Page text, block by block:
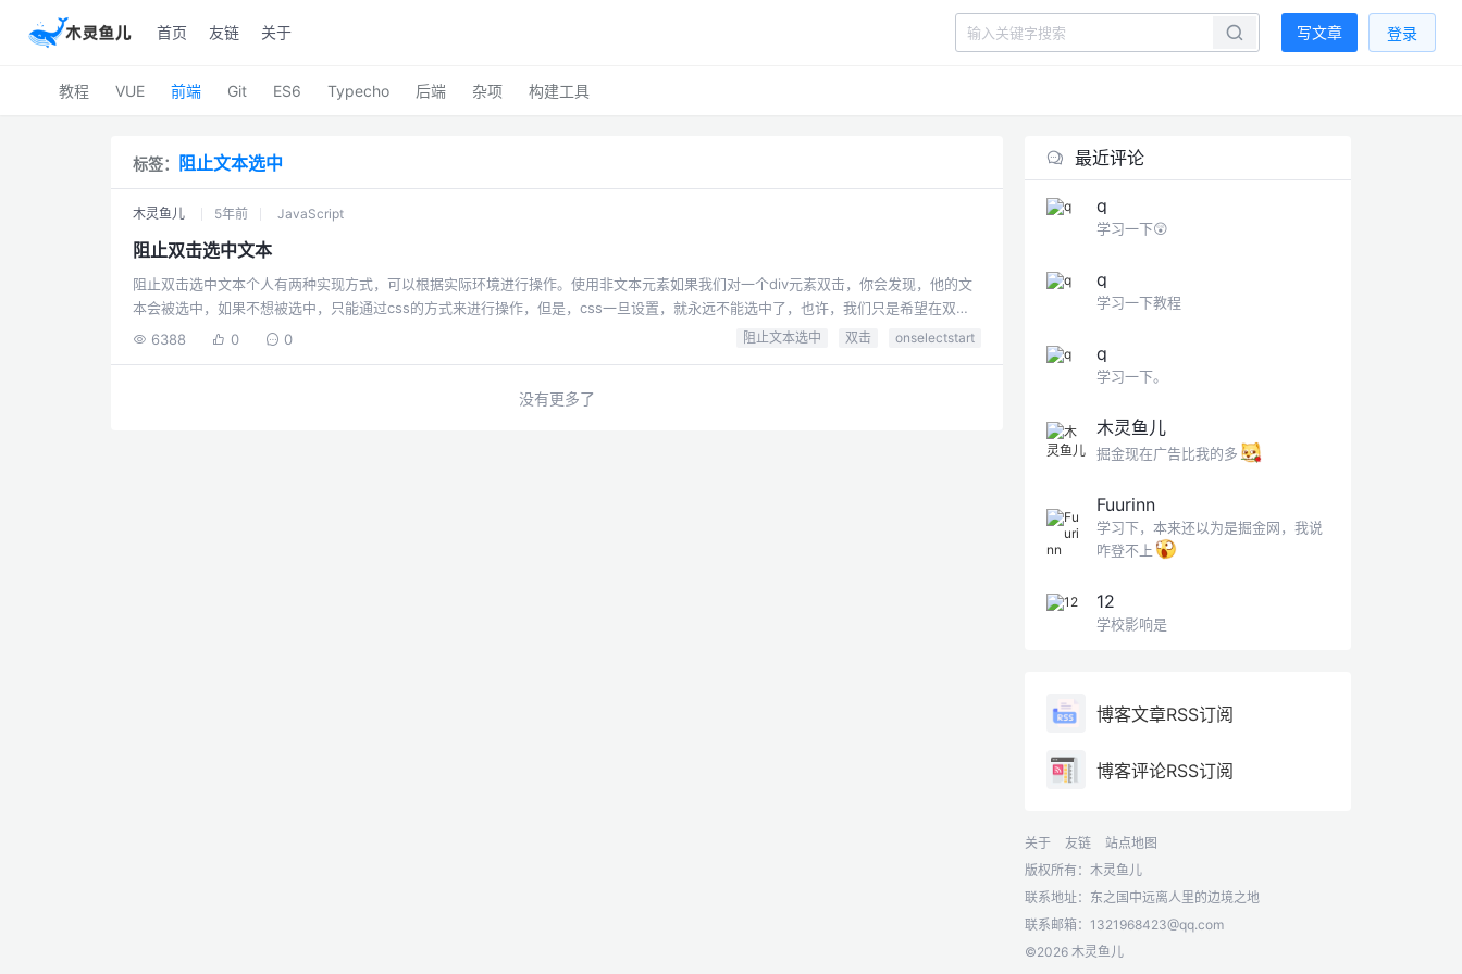
首页 友链 关于 写文章 登录
教程 VUE 前端 Git ES6 Typecho 后端 杂项 构建工具
标签： 阻止文本选中
木灵鱼儿 5年前 JavaScript
阻止双击选中文本
阻止双击选中文本个人有两种实现方式，可以根据实际环境进行操作。使用非文本元素如果我们对一个div元素双击，你会发现，他的文
本会被选中，如果不想被选中，只能通过css的方式来进行操作，但是，css一旦设置，就永远不能选中了，也许，我们只是希望在双击
时不选择，用户滑动选择时已经可以选中文字。css阻止选中.no-select { -moz-user-select: none; /*火狐*/ -webkit-user-select:
6388 0 0 阻止文本选中 双击 onselectstart
没有更多了
最近评论
q
学习一下😲
q
学习一下教程
q
学习一下。
木灵鱼儿
掘金现在广告比我的多
Fuurinn
学习下，本来还以为是掘金网，我说
咋登不上
12
学校影响是
博客文章RSS订阅
博客评论RSS订阅
关于 友链
站点地图
版权所有：木灵鱼儿
联系地址：东之国中远离人里的边境之地
联系邮箱： 1321968423@qq.com
©2026 木灵鱼儿